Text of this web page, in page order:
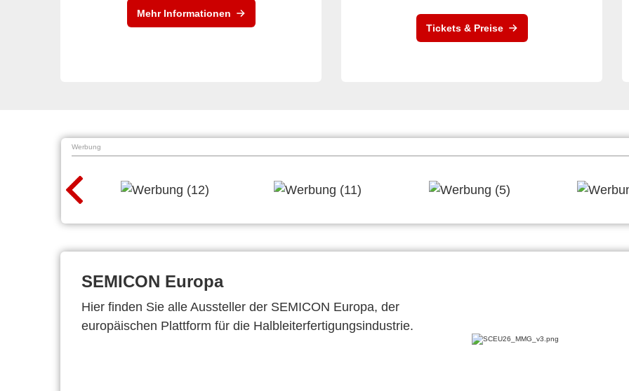
Mehr Informationen
Tickets & Preise
Werbung
SEMICON Europa
Hier finden Sie alle Aussteller der SEMICON Europa, der
europäischen Plattform für die Halbleiterfertigungsindustrie.